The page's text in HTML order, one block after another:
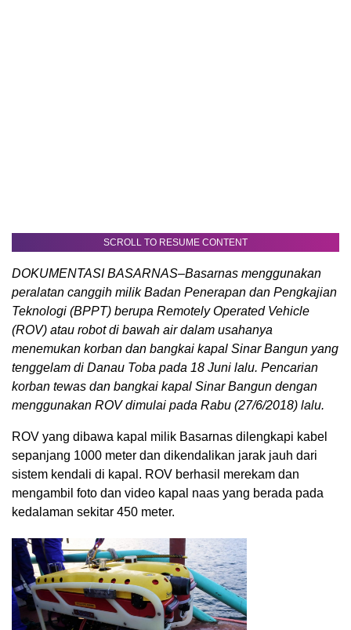
SCROLL TO RESUME CONTENT
DOKUMENTASI BASARNAS–Basarnas menggunakan
peralatan canggih milik Badan Penerapan dan Pengkajian
Teknologi (BPPT) berupa Remotely Operated Vehicle
(ROV) atau robot di bawah air dalam usahanya
menemukan korban dan bangkai kapal Sinar Bangun yang
tenggelam di Danau Toba pada 18 Juni lalu. Pencarian
korban tewas dan bangkai kapal Sinar Bangun dengan
menggunakan ROV dimulai pada Rabu (27/6/2018) lalu.
ROV yang dibawa kapal milik Basarnas dilengkapi kabel
sepanjang 1000 meter dan dikendalikan jarak jauh dari
sistem kendali di kapal. ROV berhasil merekam dan
mengambil foto dan video kapal naas yang berada pada
kedalaman sekitar 450 meter.